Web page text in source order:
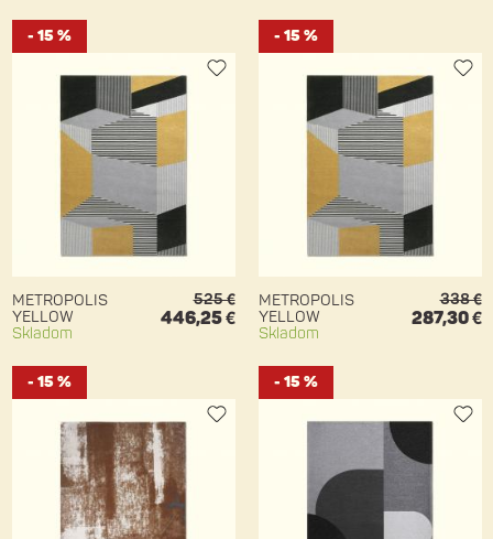
- 15 %
METROPOLIS
YELLOW
Skladom
525 €
446,25 €
- 15 %
METROPOLIS
YELLOW
Skladom
338 €
287,30 €
- 15 % - 15 %